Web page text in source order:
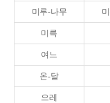
미루-나무
미륵
여느
온-달
으레